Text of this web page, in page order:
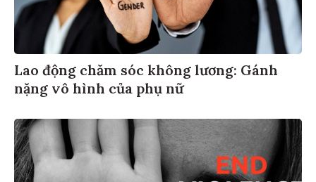
Lao động chăm sóc không lương: Gánh
nặng vô hình của phụ nữ